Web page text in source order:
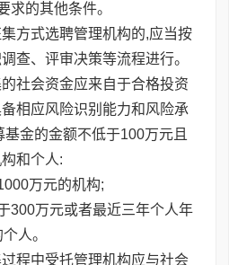
的其他条件。
式选聘管理机构的,应当按
查、评审决策等流程进行。
会资金应来自于合格投资
相应风险识别能力和风险承
金的金额不低于100万元且
和个人:
万元的机构;
万元或者最近三年个人年
人。
中受托管理机构应与社会